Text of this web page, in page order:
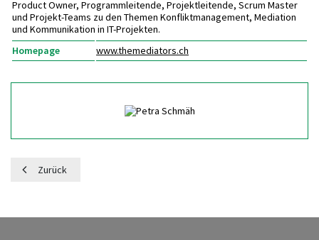
Product Owner, Programmleitende, Projektleitende, Scrum Master
und Projekt-Teams zu den Themen Konfliktmanagement, Mediation
und Kommunikation in IT-Projekten.
Homepage
www.themediators.ch
Zurück